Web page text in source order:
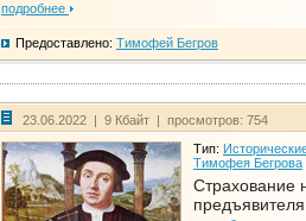
подробнее
Предоставлено: Тимофей Бегров
23.06.2022 | 9 Кбайт | просмотров: 754
Тип:
Тимофея Бегрова
Страхование
предъявителя